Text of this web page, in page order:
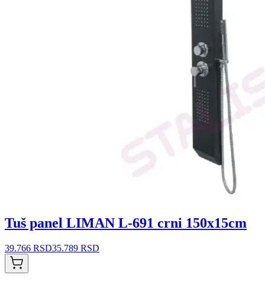
Tuš panel LIMAN L-691 crni 150x15cm
39.766 RSD35.789 RSD